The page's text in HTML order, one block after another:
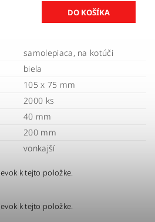
samolepiaca, na kotúči
biela
105 x 75 mm
2000 ks
40 mm
200 mm
vonkajší
k tejto položke.
k tejto položke.